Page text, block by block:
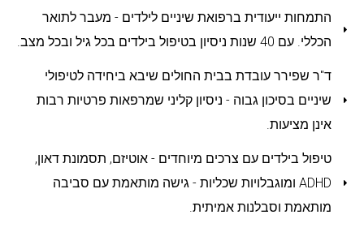
התמחות ייעודית ברפואת שיניים לילדים - מעבר לתואר
הכללי. עם 40 שנות ניסיון בטיפול בילדים בכל גיל ובכל מצב.
ד"ר שפירר עובדת בבית החולים שיבא ביחידה לטיפולי
שיניים בסיכון גבוה - ניסיון קליני שמרפאות פרטיות רבות
אינן מציעות.
טיפול בילדים עם צרכים מיוחדים - אוטיזם, תסמונת דאון,
ADHD ומוגבלויות שכליות - גישה מותאמת עם סביבה
מותאמת וסבלנות אמיתית.